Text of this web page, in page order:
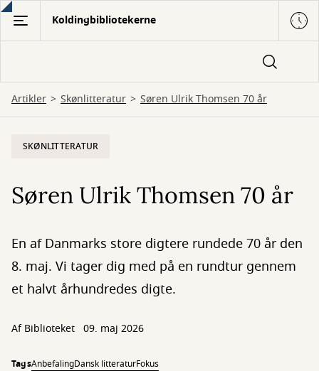
Gå
hovedindhold
Koldingbibliotekerne
Artikler Skønlitteratur Søren Ulrik Thomsen 70 år
SKØNLITTERATUR
Søren Ulrik Thomsen 70 år
En af Danmarks store digtere rundede 70 år den
8. maj. Vi tager dig med på en rundtur gennem
et halvt århundredes digte.
Af Biblioteket 09. maj 2026
TagsAnbefalingDansk litteraturFokus